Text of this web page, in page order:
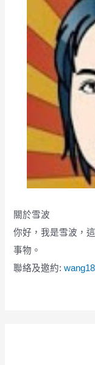
關於雪波
你好，我是雪波，
事物。
聯絡及邀約: